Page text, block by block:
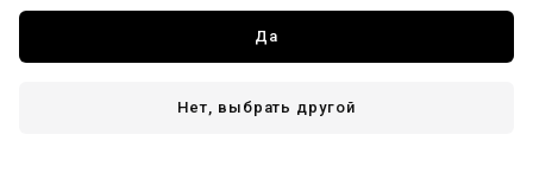
Да
Нет, выбрать другой